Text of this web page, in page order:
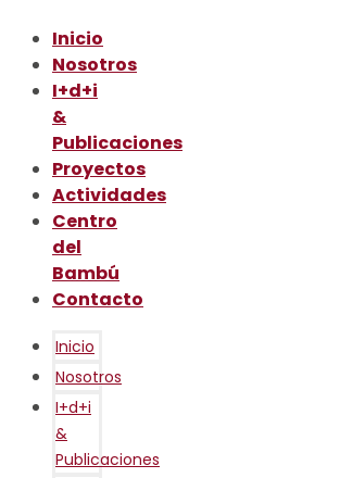
Inicio
Nosotros
I+d+i
&
Publicaciones
Proyectos
Actividades
Centro
del
Bambú
Contacto
Inicio
Nosotros
I+d+i
&
Publicaciones